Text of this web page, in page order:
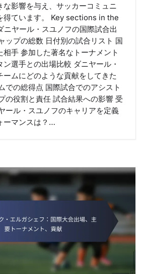
な影響を与え、サッカーコミュニ
得ています。 Key sections in the
ヤール・スユノフの国際試合出
ップの総数 日付別の試合リスト 国
相手 参加した著名なトーナメント
選手との出場比較 ダニヤール・
ームにどのような貢献をしてきた
での総得点 国際試合でのアシスト
の役割と責任 試合結果への影響 受
ール・スユノフのキャリアを定義
ーマンスは？…